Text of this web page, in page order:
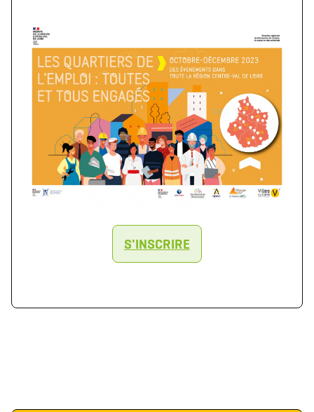
Télécharger le logo
(format .svg)
Télécharger le dossier d'identité complet
(format .zip)
S'INSCRIRE